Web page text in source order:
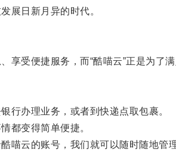
日新月异的时代。
受便捷服务，而“酷喵云”正是为了满
办理业务，或者到快递点取包裹。
变得简单便捷。
云的账号，我们就可以随时随地管理